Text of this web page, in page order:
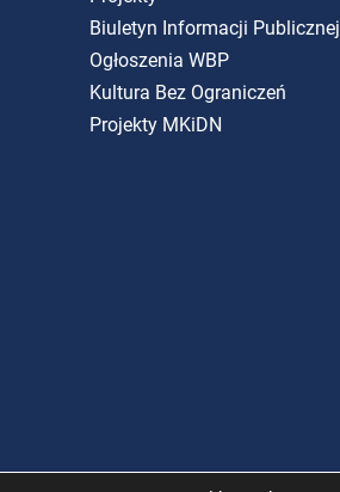
Biuletyn Informacji Publicznej
Ogłoszenia WBP
Kultura Bez Ograniczeń
Projekty MKiDN